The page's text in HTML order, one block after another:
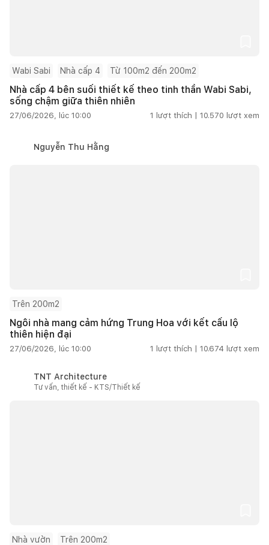
Wabi Sabi Nhà cấp 4 Từ 100m2 đến 200m2
Nhà cấp 4 bên suối thiết kế theo tinh thần Wabi Sabi,
sống chậm giữa thiên nhiên
27/06/2026, lúc 10:00 1 lượt thích | 10.570 lượt xem
Nguyễn Thu Hằng
Trên 200m2
Ngôi nhà mang cảm hứng Trung Hoa với kết cấu lộ
thiên hiện đại
27/06/2026, lúc 10:00 1 lượt thích | 10.674 lượt xem
TNT Architecture
Tư vấn, thiết kế - KTS/Thiết kế
Nhà vườn Trên 200m2